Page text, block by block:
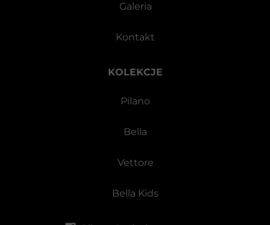
KOLEKCJE
Pilano
Bella
Vettore
Bella Kids
Galeria
Kontakt